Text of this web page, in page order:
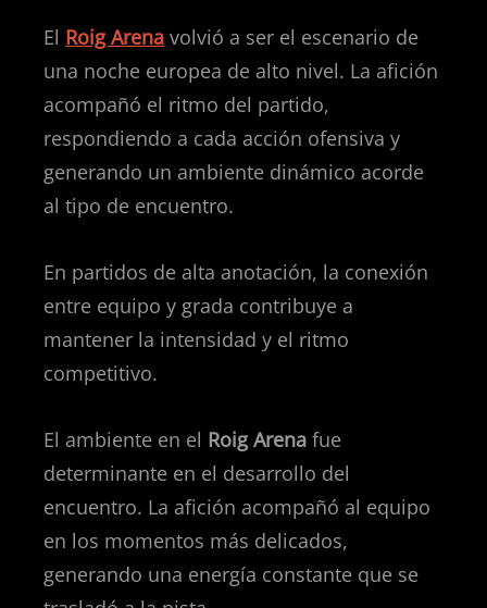
El Roig Arena volvió a ser el escenario de
una noche europea de alto nivel. La afición
acompañó el ritmo del partido,
respondiendo a cada acción ofensiva y
generando un ambiente dinámico acorde
al tipo de encuentro.
En partidos de alta anotación, la conexión
entre equipo y grada contribuye a
mantener la intensidad y el ritmo
competitivo.
El ambiente en el Roig Arena fue
determinante en el desarrollo del
encuentro. La afición acompañó al equipo
en los momentos más delicados,
generando una energía constante que se